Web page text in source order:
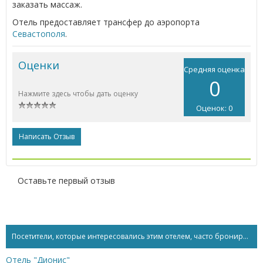
заказать массаж.
Отель предоставляет трансфер до аэропорта
Севастополя.
Средняя оценка
0
Оценок: 0
Оценки
Нажмите здесь чтобы дать оценку
Написать Отзыв
Оставьте первый отзыв
Посетители, которые интересовались этим отелем, часто бронируют...
Отель "Дионис"